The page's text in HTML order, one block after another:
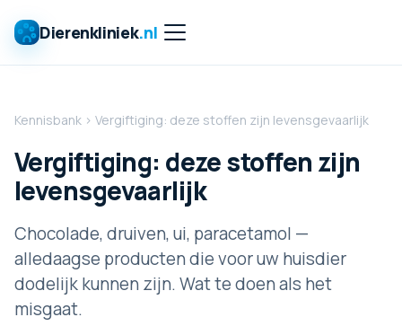
Dierenkliniek.nl
Kennisbank › Vergiftiging: deze stoffen zijn levensgevaarlijk
Vergiftiging: deze stoffen zijn
levensgevaarlijk
Chocolade, druiven, ui, paracetamol —
alledaagse producten die voor uw huisdier
dodelijk kunnen zijn. Wat te doen als het
misgaat.